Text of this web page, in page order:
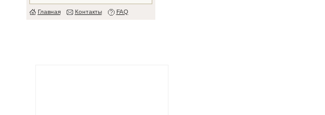
Главная Контакты FAQ